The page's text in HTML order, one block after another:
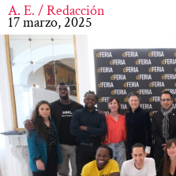
A. E. / Redacción
17 marzo, 2025